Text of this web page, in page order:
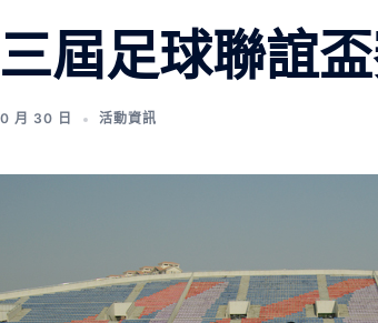
屆足球聯誼
月 30 日 活動資訊